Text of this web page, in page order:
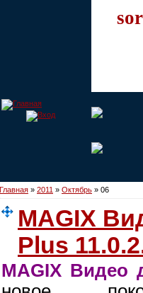
Главная » 2011 » Октябрь » 06
MAGIX
Plus
MAGIX Видео